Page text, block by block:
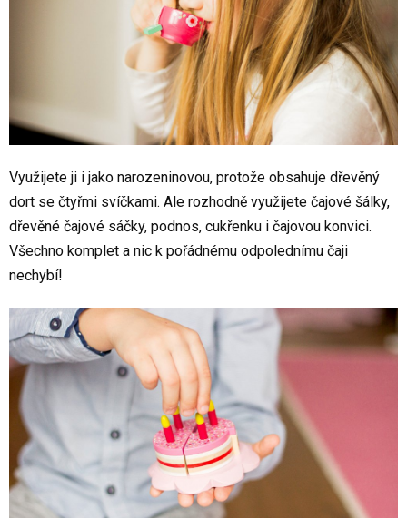
Využijete ji i jako narozeninovou, protože obsahuje dřevěný
dort se čtyřmi svíčkami. Ale rozhodně využijete čajové šálky,
dřevěné čajové sáčky, podnos, cukřenku i čajovou konvici.
Všechno komplet a nic k pořádnému odpolednímu čaji
nechybí!